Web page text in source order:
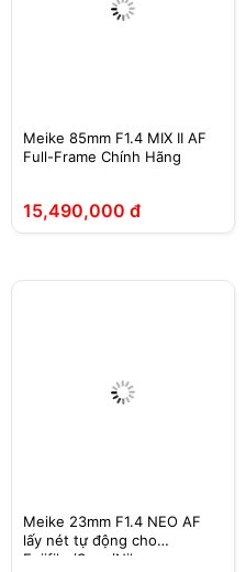
Meike 85mm F1.4 MIX II AF
Full-Frame Chính Hãng
15,490,000 đ
Meike 23mm F1.4 NEO AF
lấy nét tự động cho
Fujifilm/Sony/Nikon